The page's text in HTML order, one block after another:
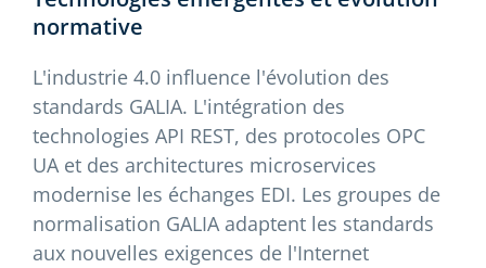
normative
L'industrie 4.0 influence l'évolution des
standards GALIA. L'intégration des
technologies API REST, des protocoles OPC
UA et des architectures microservices
modernise les échanges EDI. Les groupes de
normalisation GALIA adaptent les standards
aux nouvelles exigences de l'Internet